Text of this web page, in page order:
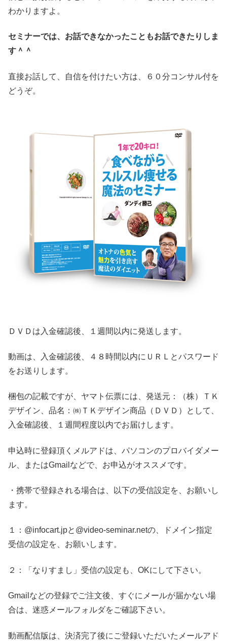
わかりますよ。
セミナーでは、お話できなかったこともお話できたりしま
す＾＾
直接お話して、自信を付けたい方は、６０分コンサル付を
どうぞ。
ＤＶＤは入金確認後、１週間以内に発送します。
動画は、入金確認後、４８時間以内にＵＲＬとパスワード
をお送りします。
梱包の記載ですが、ヤマト伝票には、発送元：（株）ＴＫ
デザイン、品名：㈱ＴＫデザイン商品（ＤＶＤ）として、
入金確認後、１週間程度以内でお届けします。
申込時に登録頂くメルアドは、パソコンのプロバイダメー
ル、またはGmailなどで、お申込がオススメです。
・携帯で登録される場合は、以下の受信設定を、お願いし
ます。
１：@infocart.jpと@video-seminar.netの、ドメイン指定
受信の設定を、お願いします。
２：「なりすまし」受信の設定も、OKにして下さい。
Gmailなどの登録でご注文後、すぐにメールが届かない場
合は、迷惑メールフォルダをご確認下さい。
動画配信版は、決済完了後にご登録いただいたメールアド